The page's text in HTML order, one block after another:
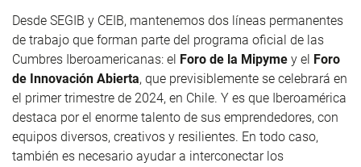
Desde SEGIB y CEIB, mantenemos dos líneas permanentes
de trabajo que forman parte del programa oficial de las
Cumbres Iberoamericanas: el Foro de la Mipyme y el Foro
de Innovación Abierta, que previsiblemente se celebrará en
el primer trimestre de 2024, en Chile. Y es que Iberoamérica
destaca por el enorme talento de sus emprendedores, con
equipos diversos, creativos y resilientes. En todo caso,
también es necesario ayudar a interconectar los